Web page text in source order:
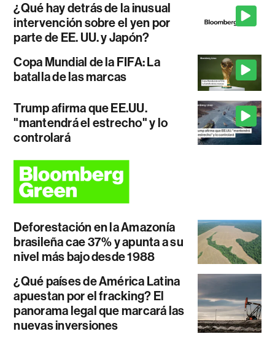
¿Qué hay detrás de la inusual
intervención sobre el yen por
parte de EE. UU. y Japón?
Copa Mundial de la FIFA: La
batalla de las marcas
Trump afirma que EE.UU.
"mantendrá el estrecho" y lo
controlará
Deforestación en la Amazonía
brasileña cae 37% y apunta a su
nivel más bajo desde 1988
¿Qué países de América Latina
apuestan por el fracking? El
panorama legal que marcará las
nuevas inversiones